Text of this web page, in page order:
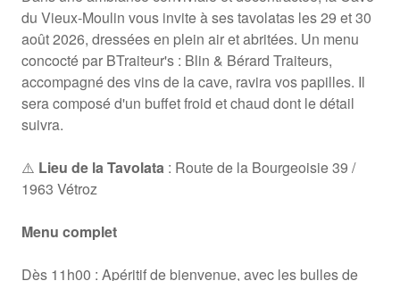
du Vieux-Moulin vous invite à ses tavolatas les 29 et 30
août 2026, dressées en plein air et abritées. Un menu
concocté par BTraiteur's : Blin & Bérard Traiteurs,
accompagné des vins de la cave, ravira vos papilles. Il
sera composé d'un buffet froid et chaud dont le détail
suivra.
⚠️ Lieu de la Tavolata : Route de la Bourgeoisie 39 /
1963 Vétroz
Menu complet
Dès 11h00 : Apéritif de bienvenue, avec les bulles de